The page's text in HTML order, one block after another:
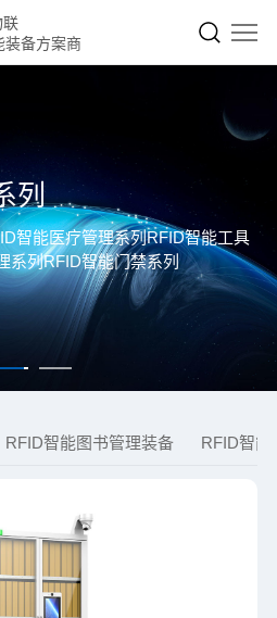
联
装备方案商
列
智能医疗管理系列RFID智能工具
系列RFID智能门禁系列
RFID智能图书管理装备 RFID智能